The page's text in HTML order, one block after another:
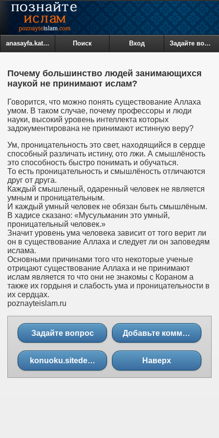
anasayfa.kategoriler Поиск Вход Задайте вопрос
Почему большинство людей занимающихся
наукой не принимают ислам?
Говорится, что можно понять существование Аллаха
умом. В таком случае, почему профессоры и люди
науки, высокий уровень интеллекта которых
задокументирована не принимают истинную веру?
Ум, проницательность это свет, находящийся в сердце
способный различать истину, ото лжи. А смышлёность
это способность быстро понимать и обучаться.
То есть проницательность и смышлёность отличаются
друг от друга.
Каждый смышленый, одаренный человек не является
умным и проницательным.
И каждый умный человек не обязан быть смышлёным.
В хадисе сказано: «Мусульманин это умный,
проницательный человек.»
Значит уровень ума человека зависит от того верит ли
он в существование Аллаха и следует ли он заповедям
ислама.
Основными причинами того что некоторые ученые
отрицают существование Аллаха и не принимают
ислам является то что они не знакомы с Кораном а
также их гордыня и слабость ума и проницательности в
их сердцах.
poznayteislam.ru
Задайте вопрос Добавьте комментарий
konuoku.sitedeoku Наверх